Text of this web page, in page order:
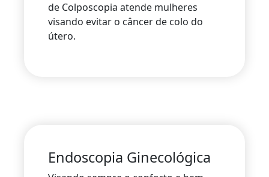
de Colposcopia atende mulheres
visando evitar o câncer de colo do
útero.
Endoscopia Ginecológica